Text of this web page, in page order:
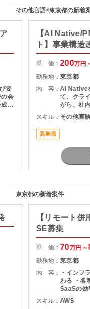
その他言語×東京都の新着
要
の会
果
【AI Native/
ト】事業構造
単 価：200万円
勤務地：東京都
内 容：AI Native
て、クラ
がら、社
計・課題
推進いた
スキル： その他言語
高単価
東京都の新着案件
【リモート併
SE募集
単 価： 70万円～
勤務地：東京都
内 容：
・インフ
わる ・各
SaaSの効
リング ・
る対策の
スキル：AWS